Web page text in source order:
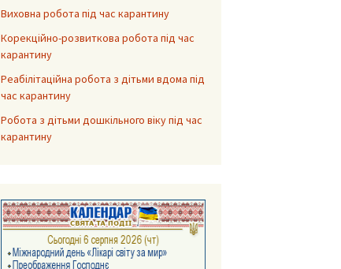
Виховна робота під час карантину
Корекційно-розвиткова робота під час
карантину
Реабілітаційна робота з дітьми вдома під
час карантину
Робота з дітьми дошкільного віку під час
карантину